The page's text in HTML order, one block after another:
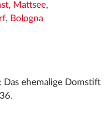
, Mattsee,
, Bologna
ehemalige Domstift